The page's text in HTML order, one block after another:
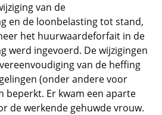
van de
en de loonbelasting tot stand,
het huurwaardeforfait in de
werd ingevoerd. De wijzigingen
van de heffing
(onder andere voor
beperkt. Er kwam een aparte
de werkende gehuwde vrouw.